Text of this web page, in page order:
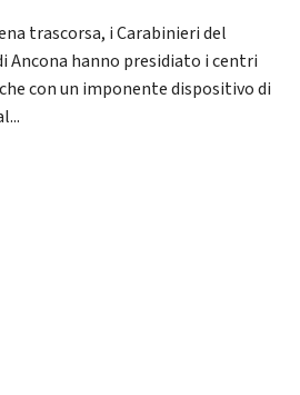
trascorsa, i Carabinieri del
Ancona hanno presidiato i centri
con un imponente dispositivo di